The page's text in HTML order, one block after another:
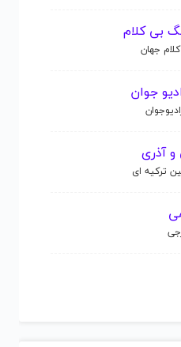
بی کلام
جهان
جوان
آذری
ترکیه ای